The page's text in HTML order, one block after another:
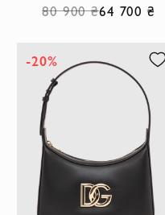
80 900 ₴64 700 ₴
-20%